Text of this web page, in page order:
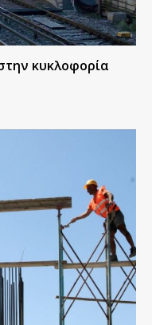
κυκλοφορία